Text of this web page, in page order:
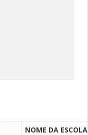
NOME DA ESCOLA